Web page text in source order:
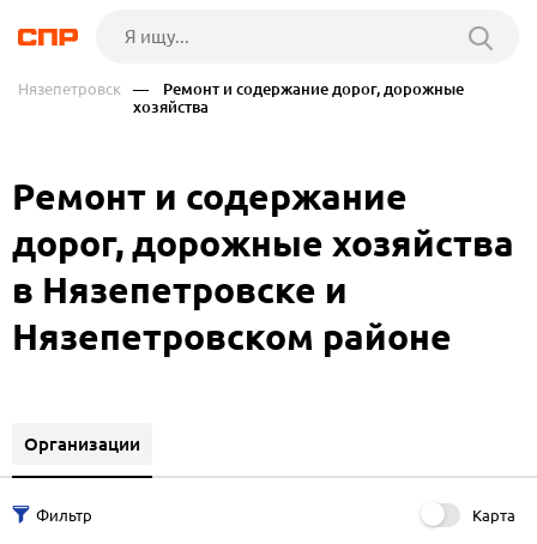
Нязепетровск
— Ремонт и содержание дорог, дорожные
хозяйства
Ремонт и содержание
дорог, дорожные хозяйства
в Нязепетровске и
Нязепетровском районе
Организации
Карта